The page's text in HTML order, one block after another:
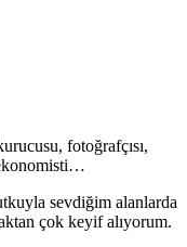
fotoğrafçısı,
ekonomisti…
sevdiğim alanlarda
çok keyif alıyorum.